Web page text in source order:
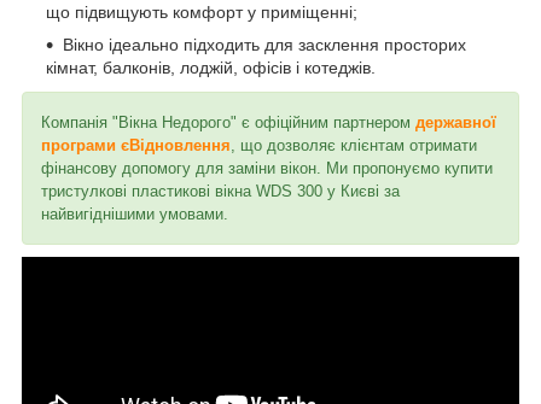
що підвищують комфорт у приміщенні;
Вікно ідеально підходить для засклення просторих
кімнат, балконів, лоджій, офісів і котеджів.
Компанія "Вікна Недорого" є офіційним партнером державної
програми єВідновлення , що дозволяє клієнтам отримати
фінансову допомогу для заміни вікон. Ми пропонуємо купити
тристулкові пластикові вікна WDS 300 у Києві за
найвигіднішими умовами.